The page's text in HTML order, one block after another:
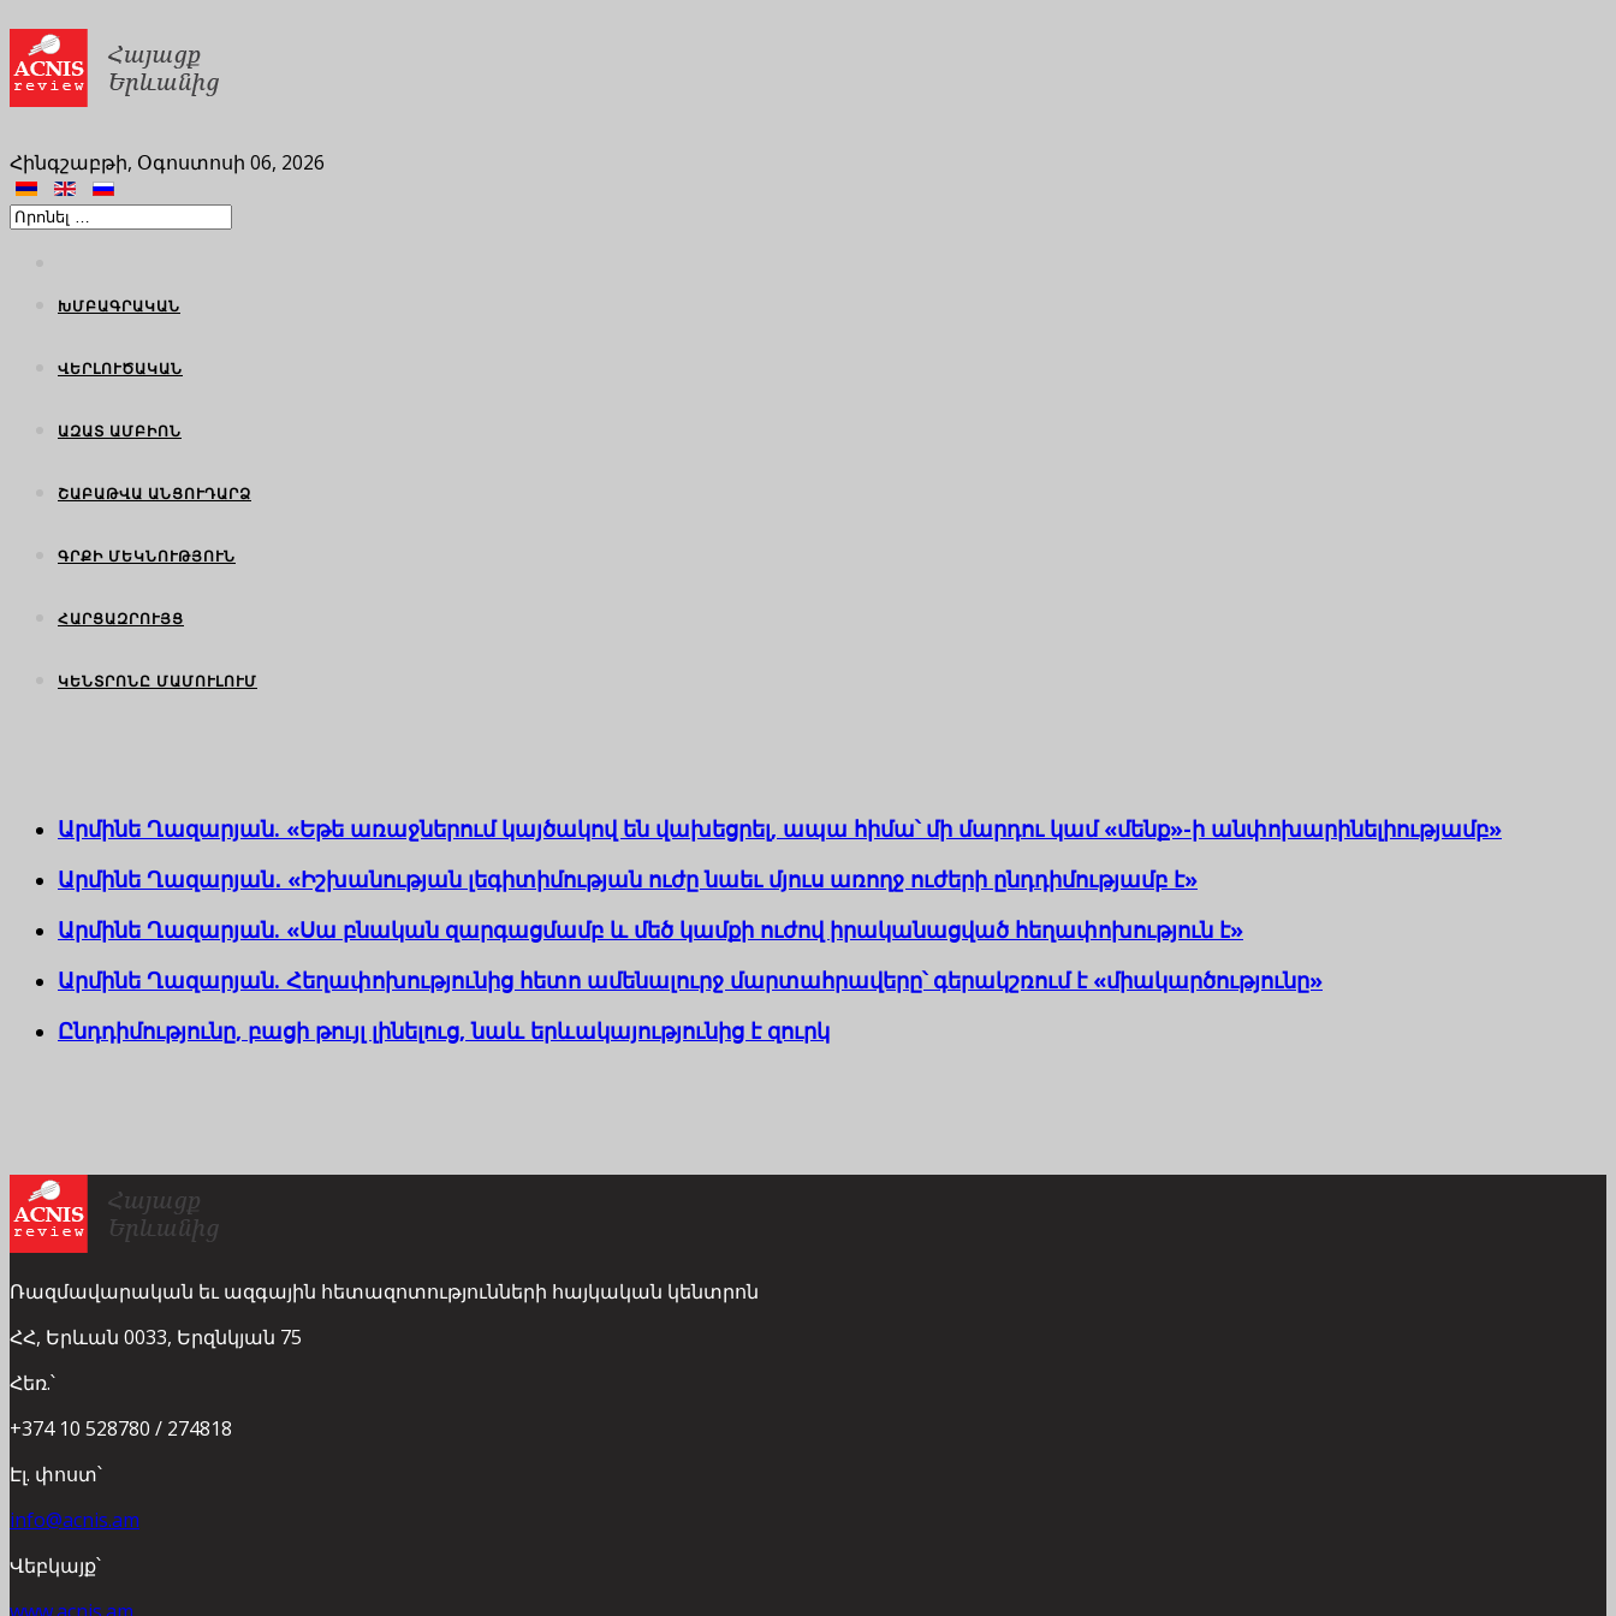
Հինգշաբթի, Օգոստոսի 06, 2026
ԽՄԲԱԳՐԱԿԱՆ
ՎԵՐԼՈՒԾԱԿԱՆ
ԱԶԱՏ ԱՄԲԻՈՆ
ՇԱԲԱԹՎԱ ԱՆՑՈՒԴԱՐՁ
ԳՐՔԻ ՄԵԿՆՈՒԹՅՈՒՆ
ՀԱՐՑԱԶՐՈՒՅՑ
ԿԵՆՏՐՈՆԸ ՄԱՄՈՒԼՈՒՄ
Արմինե Ղազարյան. «Եթե առաջներում կայծակով են վախեցրել, ապա հիմա՝ մի մարդու կամ «մենք»-ի անփոխարինելիությամբ»
Արմինե Ղազարյան․ «Իշխանության լեգիտիմության ուժը նաեւ մյուս առողջ ուժերի ընդդիմությամբ է»
Արմինե Ղազարյան. «Սա բնական զարգացմամբ և մեծ կամքի ուժով իրականացված հեղափոխություն է»
Արմինե Ղազարյան. Հեղափոխությունից հետո ամենալուրջ մարտահրավերը՝ գերակշռում է «միակարծությունը»
Ընդդիմությունը, բացի թույլ լինելուց, նաև երևակայությունից է զուրկ
Ռազմավարական եւ ազգային հետազոտությունների հայկական կենտրոն
ՀՀ, Երևան 0033, Երզնկյան 75
Հեռ.՝
+374 10 528780 / 274818
Էլ. փոստ՝
info@acnis.am
Վեբկայք՝